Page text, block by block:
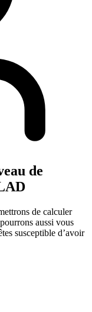
de
de calculer
aussi vous
susceptible d’avoir